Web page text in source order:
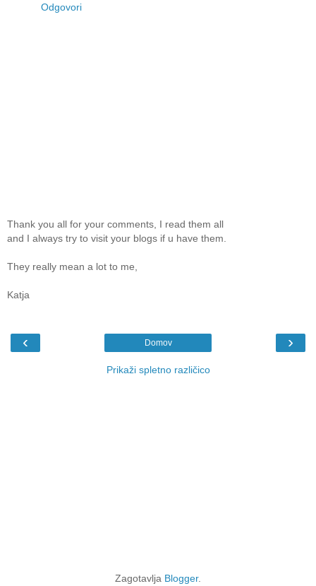
Odgovori
Thank you all for your comments, I read them all
and I always try to visit your blogs if u have them.
They really mean a lot to me,
Katja
‹ ›
Domov
Prikaži spletno različico
Zagotavlja Blogger.